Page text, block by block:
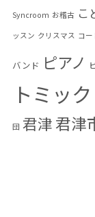
Syncroom お稽古 こ
ッスン クリスマス コー
バンド ピアノ
トミック
団 君津君津